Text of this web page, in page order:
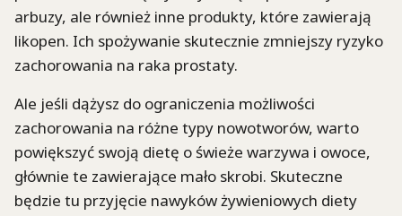
arbuzy, ale również inne produkty, które zawierają
likopen. Ich spożywanie skutecznie zmniejszy ryzyko
zachorowania na raka prostaty.
Ale jeśli dążysz do ograniczenia możliwości
zachorowania na różne typy nowotworów, warto
powiększyć swoją dietę o świeże warzywa i owoce,
głównie te zawierające mało skrobi. Skuteczne
będzie tu przyjęcie nawyków żywieniowych diety